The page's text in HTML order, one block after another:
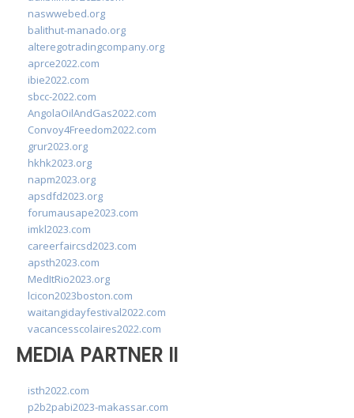
naswwebed.org
balithut-manado.org
alteregotradingcompany.org
aprce2022.com
ibie2022.com
sbcc-2022.com
AngolaOilAndGas2022.com
Convoy4Freedom2022.com
grur2023.org
hkhk2023.org
napm2023.org
apsdfd2023.org
forumausape2023.com
imkl2023.com
careerfaircsd2023.com
apsth2023.com
MedItRio2023.org
lcicon2023boston.com
waitangidayfestival2022.com
vacancesscolaires2022.com
MEDIA PARTNER II
isth2022.com
p2b2pabi2023-makassar.com